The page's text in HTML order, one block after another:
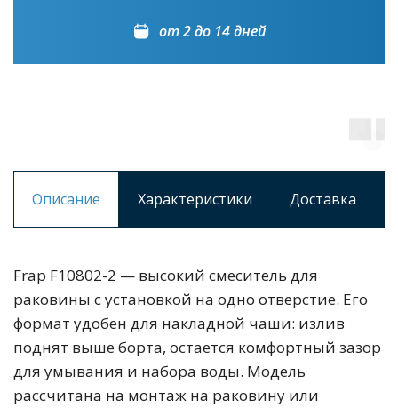
от 2 до 14 дней
Описание Характеристики Доставка
Frap F10802-2 — высокий смеситель для
раковины с установкой на одно отверстие. Его
формат удобен для накладной чаши: излив
поднят выше борта, остается комфортный зазор
для умывания и набора воды. Модель
рассчитана на монтаж на раковину или